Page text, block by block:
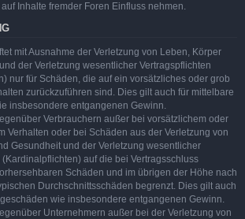
Inhalte fremder Foren Einfluss nehmen.
mit Ausnahme der Verletzung von Leben, Körper
der Verletzung wesentlicher Vertragspflichten
nur für Schäden, die auf ein vorsätzliches oder grob
zurückzuführen sind. Dies gilt auch für mittelbare
insbesondere entgangenen Gewinn.
Verbrauchern außer bei vorsätzlichem oder
Verhalten oder bei Schäden aus der Verletzung von
Gesundheit und der Verletzung wesentlicher
auf die bei Vertragsschluss
Schäden und im übrigen der Höhe nach
Durchschnittsschäden begrenzt. Dies gilt auch
wie insbesondere entgangenen Gewinn.
Unternehmern außer bei der Verletzung von